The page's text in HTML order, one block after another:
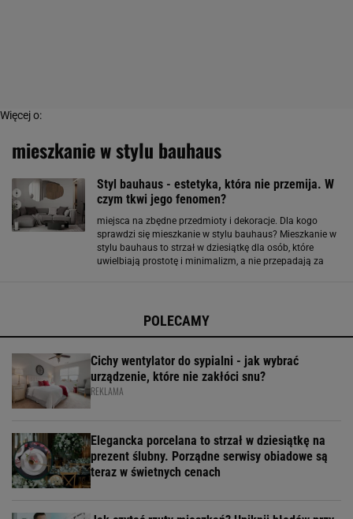
Więcej o:
mieszkanie w stylu bauhaus
Styl bauhaus - estetyka, która nie przemija. W
czym tkwi jego fenomen?
miejsca na zbędne przedmioty i dekoracje. Dla kogo
sprawdzi się mieszkanie w stylu bauhaus? Mieszkanie w
stylu bauhaus to strzał w dziesiątkę dla osób, które
uwielbiają prostotę i minimalizm, a nie przepadają za
POLECAMY
Cichy wentylator do sypialni - jak wybrać
urządzenie, które nie zakłóci snu?
REKLAMA
Elegancka porcelana to strzał w dziesiątkę na
prezent ślubny. Porządne serwisy obiadowe są
teraz w świetnych cenach